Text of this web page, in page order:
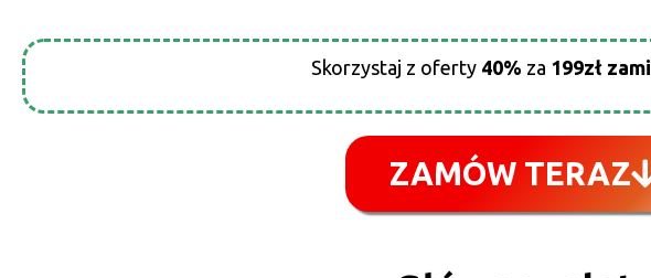
Skorzystaj z oferty 40% za 199zł
ZAMÓW TERAZ